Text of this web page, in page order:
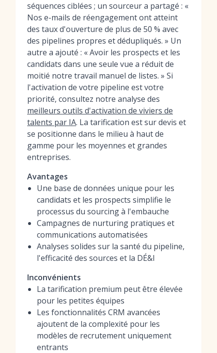
séquences ciblées ; un sourceur a partagé : «
Nos e-mails de réengagement ont atteint
des taux d'ouverture de plus de 50 % avec
des pipelines propres et dédupliqués. » Un
autre a ajouté : « Avoir les prospects et les
candidats dans une seule vue a réduit de
moitié notre travail manuel de listes. » Si
l'activation de votre pipeline est votre
priorité, consultez notre analyse des
meilleurs outils d'activation de viviers de
talents par IA. La tarification est sur devis et
se positionne dans le milieu à haut de
gamme pour les moyennes et grandes
entreprises.
Avantages
Une base de données unique pour les
candidats et les prospects simplifie le
processus du sourcing à l'embauche
Campagnes de nurturing pratiques et
communications automatisées
Analyses solides sur la santé du pipeline,
l'efficacité des sources et la DÉ&I
Inconvénients
La tarification premium peut être élevée
pour les petites équipes
Les fonctionnalités CRM avancées
ajoutent de la complexité pour les
modèles de recrutement uniquement
entrants